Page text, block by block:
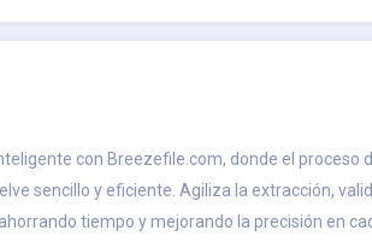
con Breezefile.com, donde el proceso
sencillo y eficiente. Agiliza la extracción,
tiempo y mejorando la precisión en